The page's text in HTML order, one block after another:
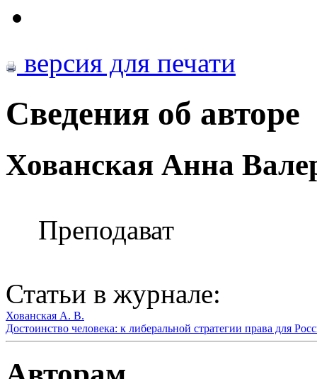
версия для печати
Сведения об авторе
Хованская Анна
Преподават
Статьи в журнале:
Хованская А. В.
Достоинство человека: к либеральной стратегии права для